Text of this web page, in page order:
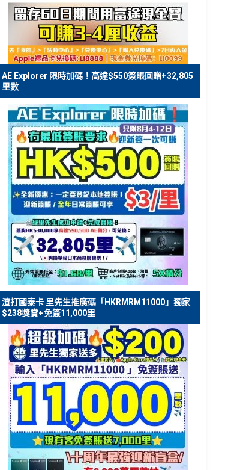
AE Explorer 限時加碼！高達$550簽賬回贈+32,805
里數
渣打國泰卡 里先生推廣碼「HKRMRM11000」獨家
$238獎賞+免簽11,000里